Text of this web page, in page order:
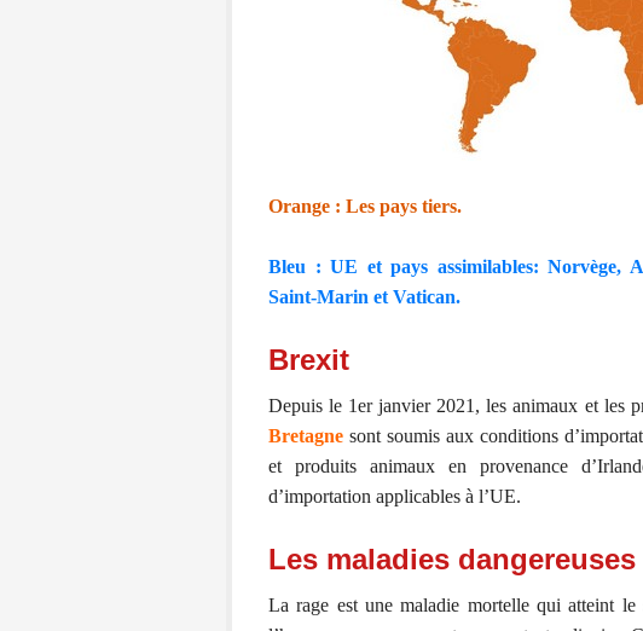
Orange : Les pays tiers.
Bleu : UE et pays assimilables: Norvège,
Saint-Marin et Vatican.
Brexit
Depuis le 1er janvier 2021, les animaux et les
Bretagne sont soumis aux conditions
et produits animaux en provenance
d’importation applicables à l’UE.
Les maladies
La rage est une maladie mortelle qui atteint le